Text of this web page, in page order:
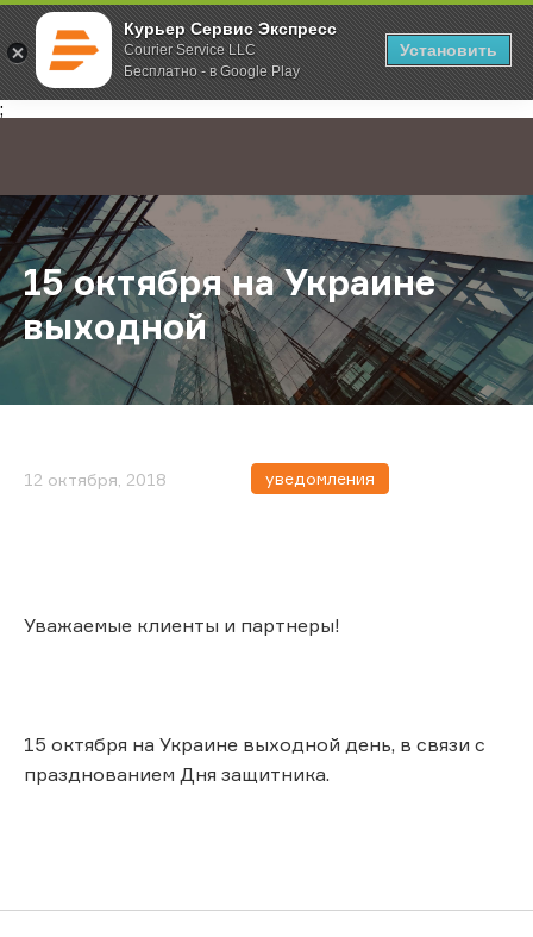
Курьер Сервис Экспресс
Courier Service LLC
Бесплатно - в Google Play
Установить
;
Главная О компании Новости 15 октября на Украине выходной
15 октября на Украине
выходной
12 октября, 2018 уведомления
Уважаемые клиенты и партнеры!
15 октября на Украине выходной день, в связи с
празднованием Дня защитника.